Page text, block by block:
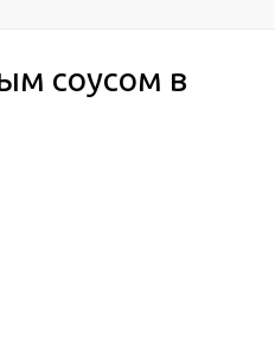
соусом в